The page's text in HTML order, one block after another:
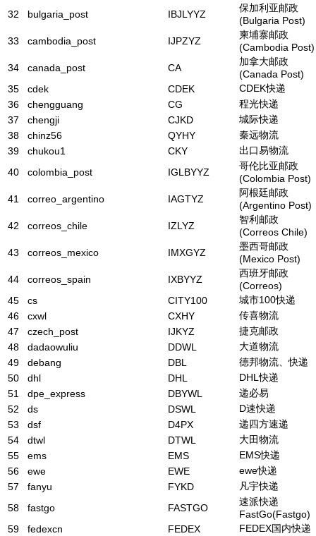
32
bulgaria_post IBJLYYZ
保加利亚邮政
(Bulgaria Post)
33
cambodia_post IJPZYZ
柬埔寨邮政
(Cambodia Post)
34
canada_post CA
加拿大邮政
(Canada Post)
35
cdek CDEK
CDEK快递
36
chengguang CG
程光快递
37
chengji CJKD
城际快递
38
chinz56 QYHY
秦远物流
39
chukou1 CKY
出口易物流
40
colombia_post IGLBYYZ
哥伦比亚邮政
(Colombia Post)
41
correo_argentino IAGTYZ
阿根廷邮政
(Argentino Post)
42
correos_chile IZLYZ
智利邮政
(Correos Chile)
43
correos_mexico IMXGYZ
墨西哥邮政
(Mexico Post)
44
correos_spain IXBYYZ
西班牙邮政
(Correos)
45
cs CITY100
城市100快递
46
cxwl CXHY
传喜物流
47
czech_post IJKYZ
捷克邮政
48
dadaowuliu DDWL
大道物流
49
debang DBL
德邦物流、快递
50
dhl DHL
DHL快递
51
dpe_express DBYWL
递必易
52
ds DSWL
D速快递
53
dsf D4PX
递四方速递
54
dtwl DTWL
大田物流
55
ems EMS
EMS快递
56
ewe EWE
ewe快递
57
fanyu FYKD
凡宇快递
58
fastgo FASTGO
速派快递
FastGo(Fastgo)
59
fedexcn FEDEX
FEDEX国内快递